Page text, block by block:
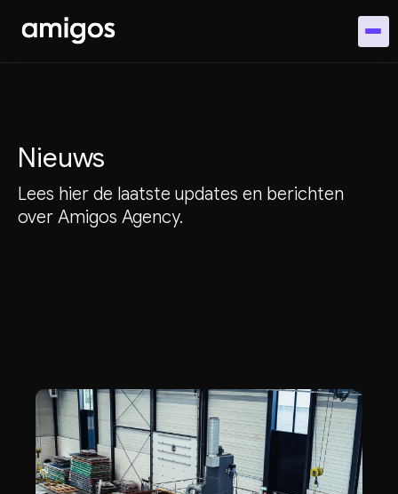
Nieuws
Lees hier de laatste updates en berichten
over Amigos Agency.